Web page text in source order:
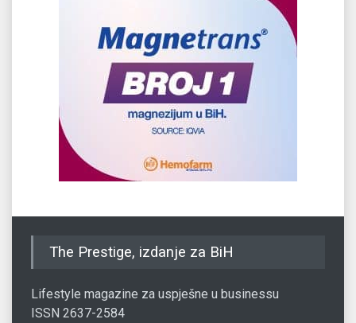
The Prestige, izdanje za BiH
Lifestyle magazine za uspješne u businessu
ISSN 2637-2584